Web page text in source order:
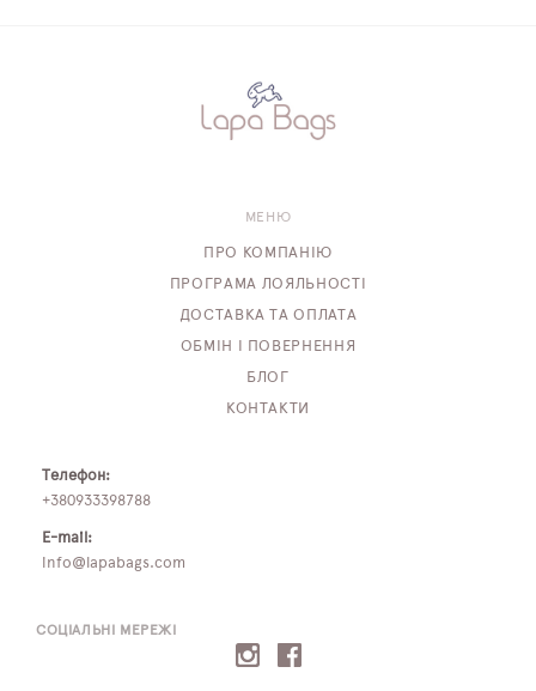
СОЦІАЛЬНІ МЕРЕЖІ
МЕНЮ
ПРО КОМПАНІЮ
ПРОГРАМА ЛОЯЛЬНОСТІ
ДОСТАВКА ТА ОПЛАТА
ОБМІН І ПОВЕРНЕННЯ
БЛОГ
КОНТАКТИ
Телефон:
+380933398788
E-mail:
info@lapabags.com